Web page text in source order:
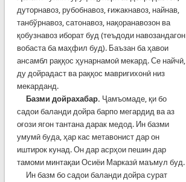
дуторнавоз, рубобнавоз, ғижакнавоз, найнав,
танбўрнавоз, сатонавоз, нақоранавозон ва
қобузнавоз иборат буд (теъдоди навозандагон
вобаста ба маҳфил буд). Баъзан ба ҳавои
ансамбл раққос ҳунарнамоӣ мекард. Се найчӣ,
ду дойрадаст ва раққос мавригихонӣ низ
мекарданд.
Базми дойрахабар. Ҷамъомаде, қи бо
садои баланди дойра барпо мегардид ва аз
оғози ягон тантана дарак медод. Ин базми
умумӣ буда, ҳар кас метавонист дар он
иштирок кунад. Он дар асрҳои пешин дар
тамоми минтақаи Осиёи Марказӣ маъмул буд.
Ин базм бо садои баланди дойра сурат